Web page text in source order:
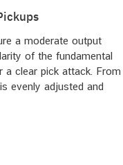
a moderate output
of the fundamental
a clear pick attack. From
evenly adjusted and